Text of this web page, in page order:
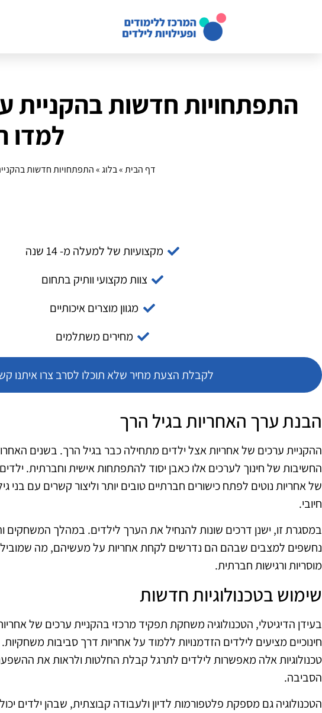
התפתחויות חדשות בהקניית
למדו
דף הבית»בלוג»התפתחויות חדשות
מקצועיות של למעלה מ- 14 שנה
צוות מקצועי וותיק בתחום
מגוון מוצרים איכותיים
מחירים משתלמים
לקבלת הצעת מחיר שלא תוכלו לסרב צרו איתנו
הבנת ערך האחריות בגיל הרך
ההקניית ערכים של אחריות אצל ילדים מתחילה כבר בגיל הרך. בשנים
החשיבות של חינוך לערכים אלו כאבן יסוד להתפתחות אישית וחברתית.
של אחריות נוטים לפתח כישורים חברתיים טובים יותר וליצור קשרים עם בני
חיובי.
במסגרת זו, ישנן דרכים שונות להנחיל את הערך לילדים. במהלך המשחקים
נחשפים למצבים שבהם הם נדרשים לקחת אחריות על מעשיהם, מה
מוסריות ורגישות חברתית.
שימוש בטכנולוגיות חדשות
בעידן הדיגיטלי, הטכנולוגיה משחקת תפקיד מרכזי בהקניית ערכים של
חינוכיים מציעים לילדים הזדמנויות ללמוד על אחריות דרך סביבות
טכנולוגיות אלה מאפשרות לילדים לתרגל קבלת החלטות ולראות את
הסביבה.
הטכנולוגיה גם מספקת פלטפורמות לדיון ולעבודה קבוצתית, שבהן ילדים